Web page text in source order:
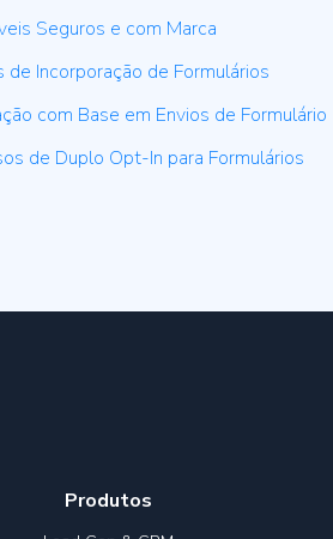
Seguros e com Marca
de Incorporação de Formulários
com Base em Envios de Formulário
de Duplo Opt-In para Formulários
Produtos